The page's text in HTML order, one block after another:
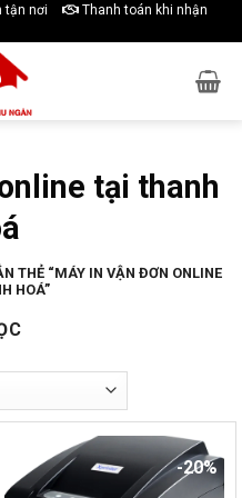
tận nơi
Thanh toán khi nhận
tại thanh
THẺ “MÁY IN VẬN ĐƠN ONLINE
HOÁ”
-20%